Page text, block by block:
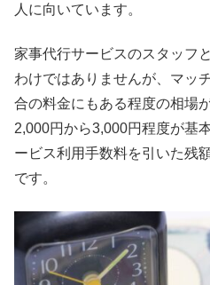
人に向いています。
家事代行サービスのスタッフ
わけではありませんが、マッ
合の料金にもある程度の相場
2,000円から3,000円程度が基
ービス利用手数料を引いた残
です。